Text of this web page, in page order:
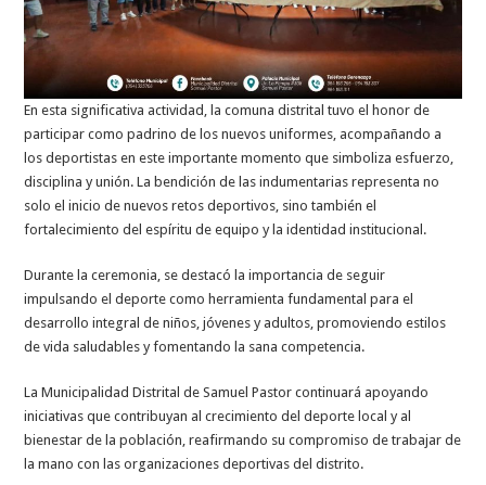
En esta significativa actividad, la comuna distrital tuvo el honor de
participar como padrino de los nuevos uniformes, acompañando a
los deportistas en este importante momento que simboliza esfuerzo,
disciplina y unión. La bendición de las indumentarias representa no
solo el inicio de nuevos retos deportivos, sino también el
fortalecimiento del espíritu de equipo y la identidad institucional.
Durante la ceremonia, se destacó la importancia de seguir
impulsando el deporte como herramienta fundamental para el
desarrollo integral de niños, jóvenes y adultos, promoviendo estilos
de vida saludables y fomentando la sana competencia.
La Municipalidad Distrital de Samuel Pastor continuará apoyando
iniciativas que contribuyan al crecimiento del deporte local y al
bienestar de la población, reafirmando su compromiso de trabajar de
la mano con las organizaciones deportivas del distrito.